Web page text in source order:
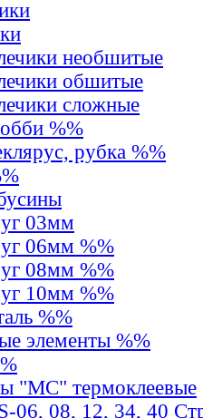
необшитые
обшитые
сложные
%%
рубка %%
03мм
06мм %%
08мм %%
10мм %%
%%
элементы %%
"MС" термоклеевые
06, 08, 12, 34, 40